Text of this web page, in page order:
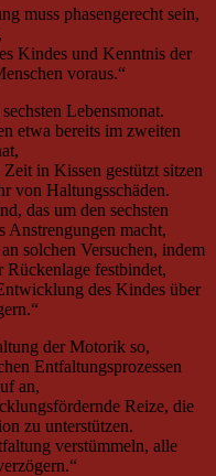
muss phasengerecht sein,
Kindes und Kenntnis der
voraus.“
Lebensmonat.
etwa bereits im zweiten
in Kissen gestützt sitzen
von Haltungsschäden.
das um den sechsten
Anstrengungen macht,
solchen Versuchen, indem
Rückenlage festbindet,
des Kindes über
der Motorik so,
Entfaltungsprozessen
an,
Reize, die
zu unterstützen.
verstümmeln, alle